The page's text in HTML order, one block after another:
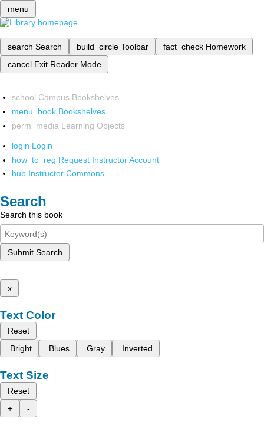
menu
search Search build_circle Toolbar fact_check Homework
cancel Exit Reader Mode
school Campus Bookshelves
menu_book Bookshelves
perm_media Learning Objects
login Login
how_to_reg Request Instructor Account
hub Instructor Commons
Search
Search this book
Submit Search
x
Text Color
Reset
Bright
Blues Gray Inverted
Text Size
Reset
+
-